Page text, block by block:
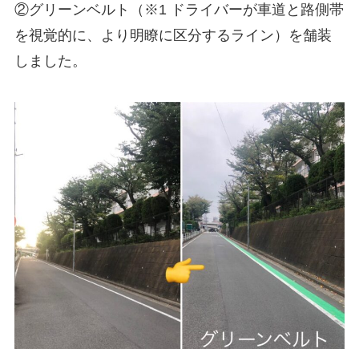
②グリーンベルト（※1 ドライバーが車道と路側帯
を視覚的に、より明瞭に区分するライン）を舗装
しました。